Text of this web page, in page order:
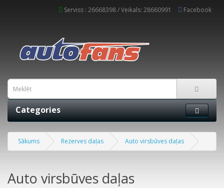
Serviss : 26668398 / Veikals: 28660991 Facebook
Categories
Sākums Rezerves daļas Auto virsbūves daļas
Auto virsbūves daļas